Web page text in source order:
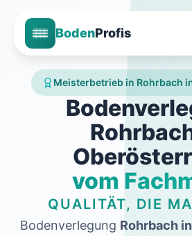
BodenProfis
Meisterbetrieb in Rohrbach
vom
QUALITÄT, DIE
Bodenverlegung Rohrbach